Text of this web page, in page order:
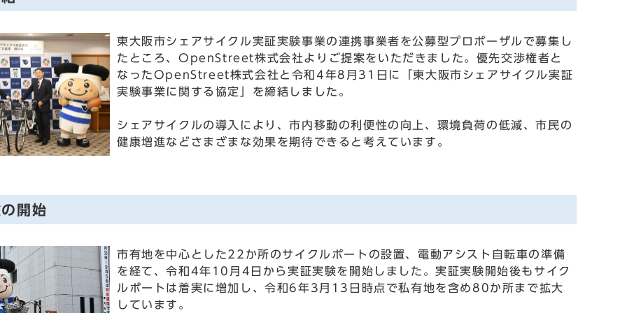
東大阪市シェアサイクル実証実験事業の連携事業者を公募型プロポーザルで募集し
たところ、OpenStreet株式会社よりご提案をいただきました。優先交渉権者と
なったOpenStreet株式会社と令和4年8月31日に「東大阪市シェアサイクル実証
実験事業に関する協定」を締結しました。
シェアサイクルの導入により、市内移動の利便性の向上、環境負荷の低減、市民の
健康増進などさまざまな効果を期待できると考えています。
開始
市有地を中心とした22か所のサイクルポートの設置、電動アシスト自転車の準備
を経て、令和4年10月4日から実証実験を開始しました。実証実験開始後もサイク
ルポートは着実に増加し、令和6年3月13日時点で私有地を含め80か所まで拡大
しています。